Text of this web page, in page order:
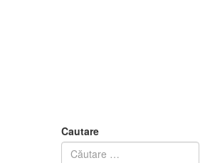
Cautare